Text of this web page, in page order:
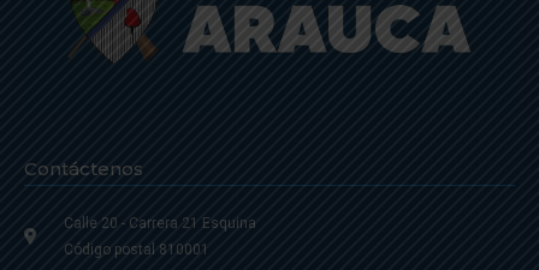
Contáctenos
Calle 20 - Carrera 21 Esquina
Código postal 810001